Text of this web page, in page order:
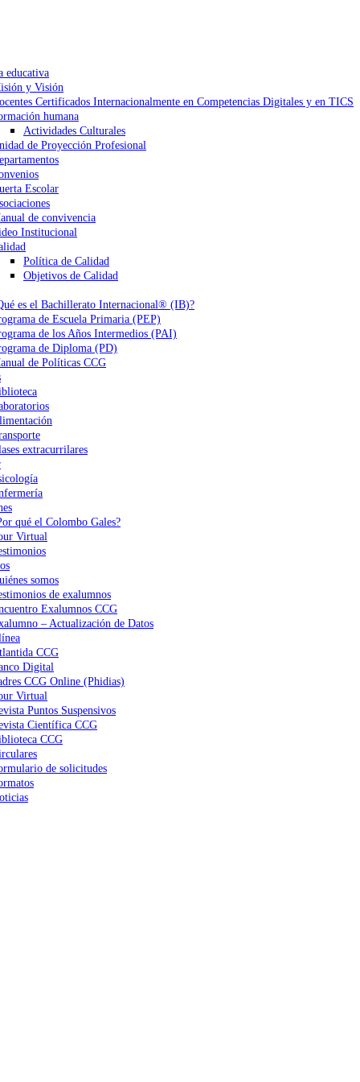
educativa
y Visión
Certificados Internacionalmente en Competencias Digitales y en TICS
humana
Actividades Culturales
de Proyección Profesional
Escolar
de convivencia
Institucional
Política de Calidad
Objetivos de Calidad
es el Bachillerato Internacional® (IB)?
de Escuela Primaria (PEP)
de los Años Intermedios (PAI)
de Diploma (PD)
de Políticas CCG
extracurrilares
qué el Colombo Gales?
Virtual
somos
de exalumnos
Exalumnos CCG
– Actualización de Datos
CCG
Digital
CCG Online (Phidias)
Virtual
Puntos Suspensivos
Científica CCG
CCG
de solicitudes